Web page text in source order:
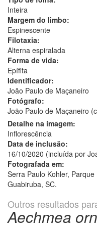
Inteira
Margem do limbo:
Espinescente
Filotaxia:
Alterna espiralada
Forma de vida:
Epífita
Identificador:
João Paulo de Maçaneiro
Fotógrafo:
João Paulo de Maçaneiro
Detalhe na imagem:
Inflorescência
Data de inclusão:
16/10/2020 (incluída por
Fotografada em:
Serra Paulo Kohler,
Guabiruba, SC.
Outros resultados
Aechmea